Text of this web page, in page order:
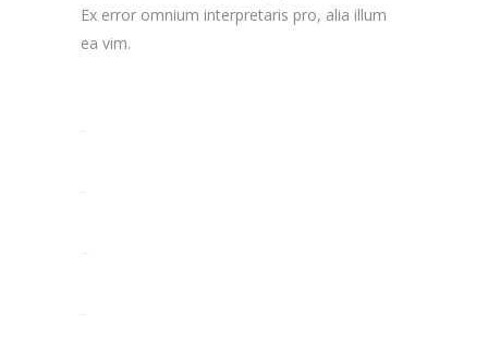
Ex error omnium interpretaris pro, alia illum
ea vim.